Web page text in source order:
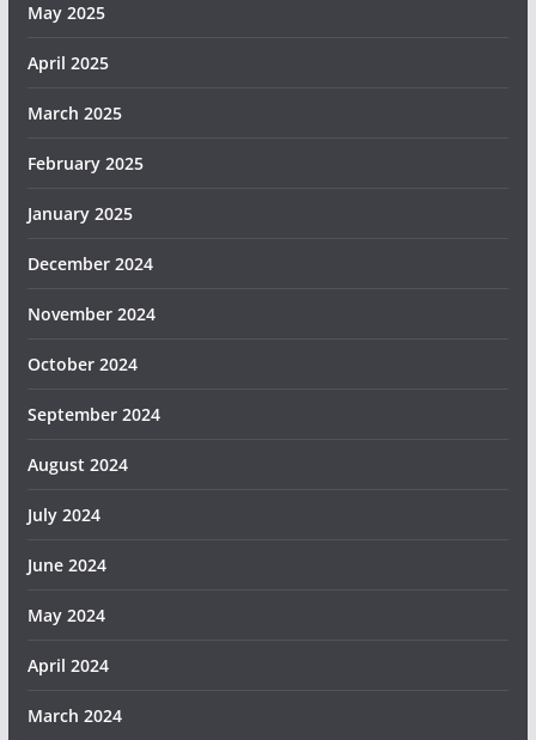
May 2025
April 2025
March 2025
February 2025
January 2025
December 2024
November 2024
October 2024
September 2024
August 2024
July 2024
June 2024
May 2024
April 2024
March 2024